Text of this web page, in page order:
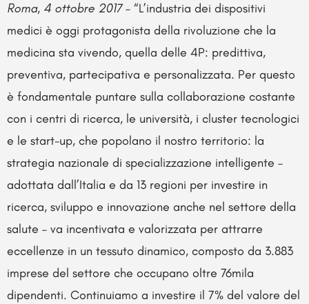
Roma, 4 ottobre 2017– “L’industria dei dispositivi
medici è oggi protagonista della rivoluzione che la
medicina sta vivendo, quella delle 4P: predittiva,
preventiva, partecipativa e personalizzata. Per questo
è fondamentale puntare sulla collaborazione costante
con i centri di ricerca, le università, i cluster tecnologici
e le start-up, che popolano il nostro territorio: la
strategia nazionale di specializzazione intelligente –
adottata dall’Italia e da 13 regioni per investire in
ricerca, sviluppo e innovazione anche nel settore della
salute – va incentivata e valorizzata per attrarre
eccellenze in un tessuto dinamico, composto da 3.883
imprese del settore che occupano oltre 76mila
dipendenti. Continuiamo a investire il 7% del valore del